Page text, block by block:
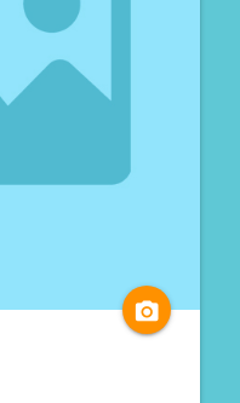
camera_alt